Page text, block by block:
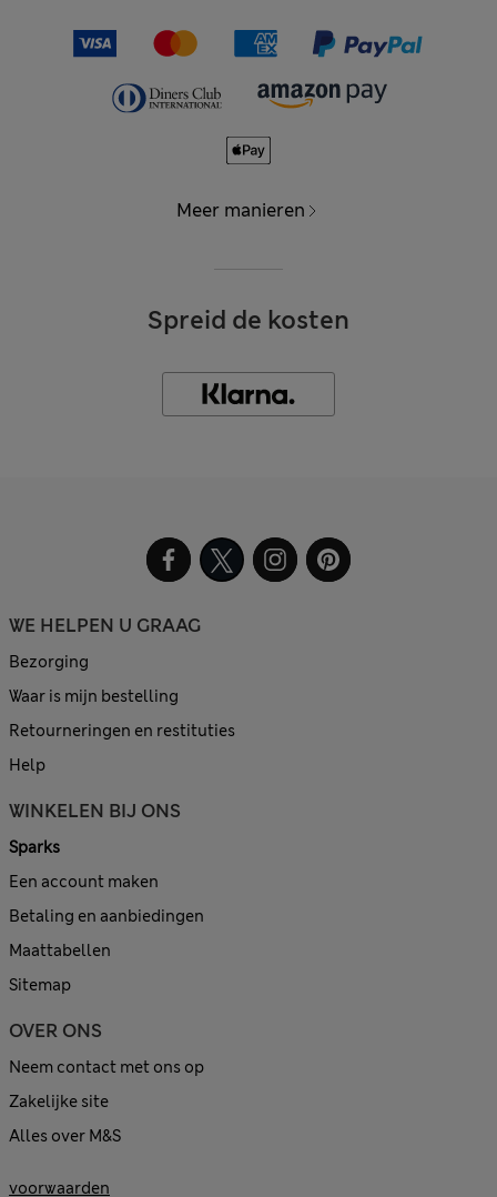
Meer manieren
Spreid de kosten
WE HELPEN U GRAAG
Bezorging
Waar is mijn bestelling
Retourneringen en restituties
Help
WINKELEN BIJ ONS
Sparks
Een account maken
Betaling en aanbiedingen
Maattabellen
Sitemap
OVER ONS
Neem contact met ons op
Zakelijke site
Alles over M&S
voorwaarden